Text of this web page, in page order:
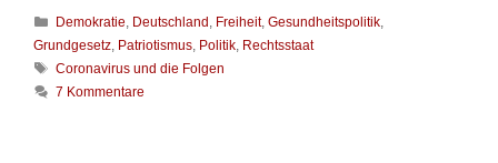
M
a
n
K
a
t
g
Demokratie, Deutschland, Freiheit,Gesundheitspolitik,
Grundgesetz, Patriotismus, Politik, Rechtsstaat
S
c
Coronavirus und die Folgen
7 Kommentare